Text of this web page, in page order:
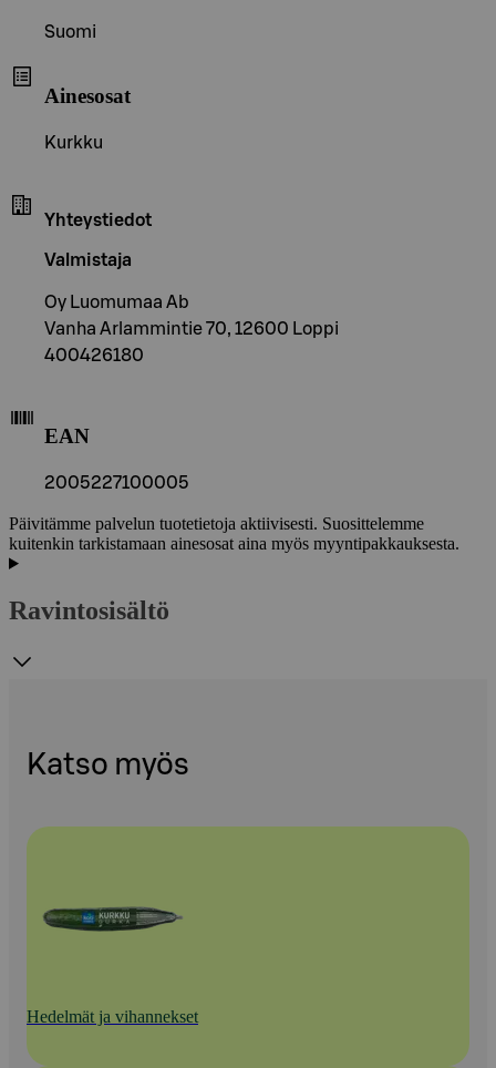
Suomi
Ainesosat
Kurkku
Yhteystiedot
Valmistaja
Oy Luomumaa Ab
Vanha Arlammintie 70, 12600 Loppi
400426180
EAN
2005227100005
Päivitämme palvelun tuotetietoja aktiivisesti. Suosittelemme
kuitenkin tarkistamaan ainesosat aina myös myyntipakkauksesta.
Ravintosisältö
Katso myös
Hedelmät ja vihannekset